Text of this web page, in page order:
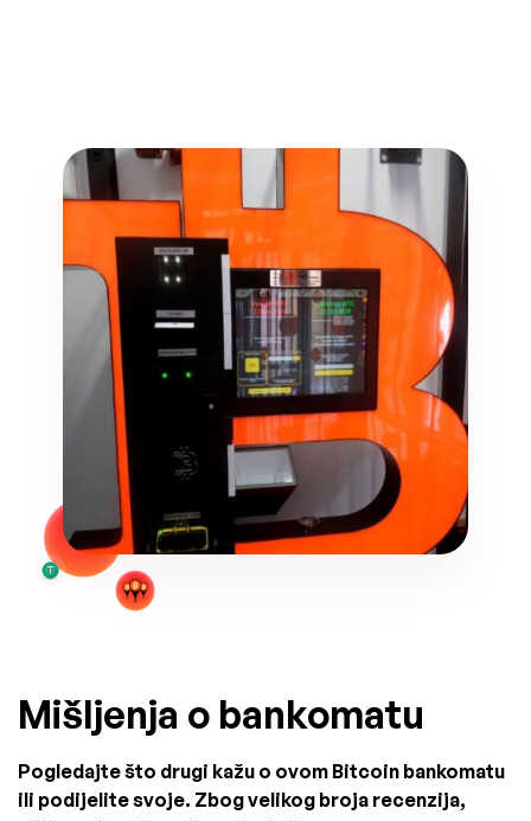
Mišljenja o bankomatu
Pogledajte što drugi kažu o ovom Bitcoin bankomatu
ili podijelite svoje. Zbog velikog broja recenzija,